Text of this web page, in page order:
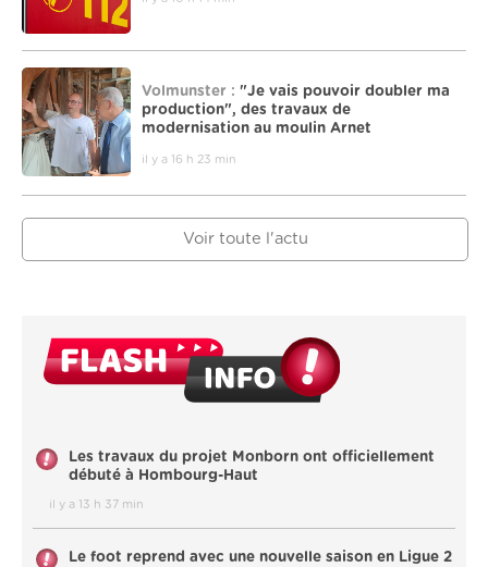
Volmunster : "Je vais pouvoir doubler ma
production", des travaux de
modernisation au moulin Arnet
il y a 16 h 23 min
Voir toute l'actu
Les travaux du projet Monborn ont officiellement
débuté à Hombourg-Haut
il y a 13 h 37 min
Le foot reprend avec une nouvelle saison en Ligue 2